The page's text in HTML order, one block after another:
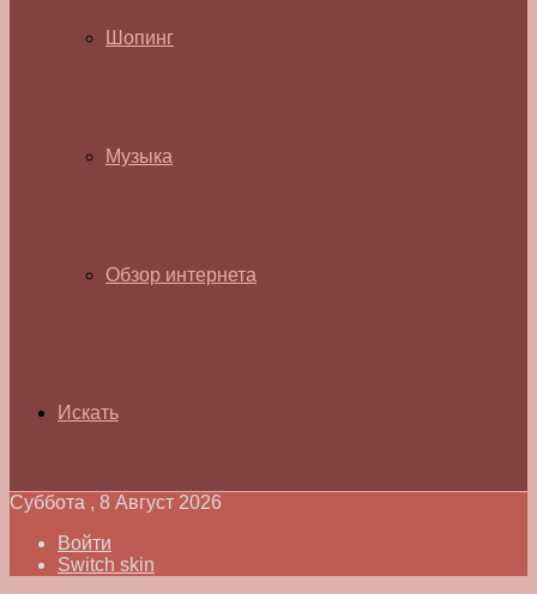
Шопинг
Музыка
Обзор интернета
Искать
Суббота , 8 Август 2026
Войти
Switch skin